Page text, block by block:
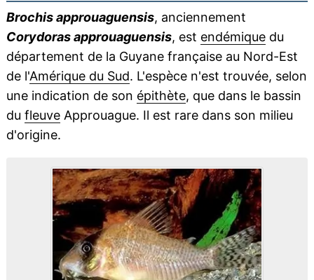
Brochis approuaguensis, anciennement
Corydoras approuaguensis, est endémiquedu
département de la Guyane française au Nord-Est
de l'Amérique du Sud. L'espèce n'est trouvée, selon
une indication de son épithète, que dans le bassin
du fleuveApprouague. Il est rare dans son milieu
d'origine.